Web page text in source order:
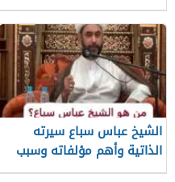
الشيخ عباس سباع سيرته
الذاتية وأهم مؤلفاته وسبب
وفاته